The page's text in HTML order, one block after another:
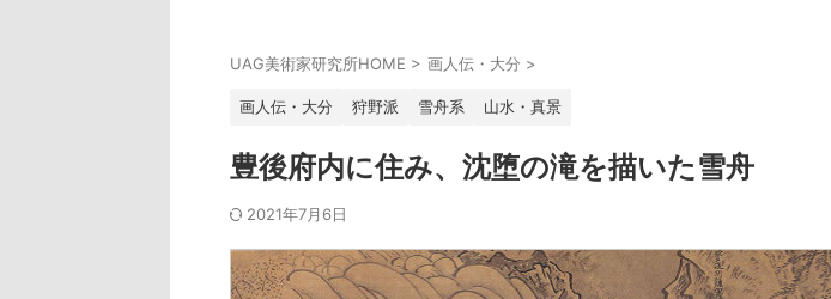
UAG美術家研究所HOME > 画人伝・大分 >
画人伝・大分 狩野派 雪舟系 山水・真景
豊後府内に住み、沈堕の滝を描いた雪舟
2021年7月6日